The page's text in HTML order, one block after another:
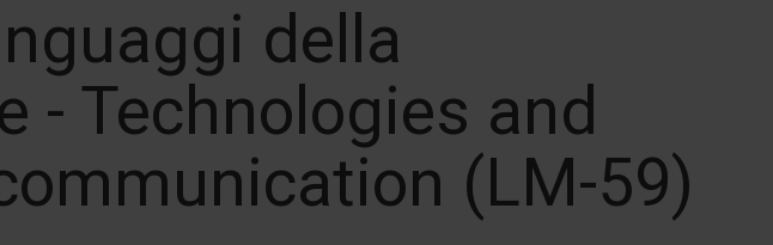
della
- Technologies and
(LM-59)